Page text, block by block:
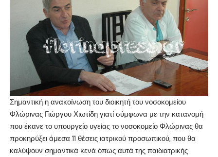
Σημαντική η ανακοίνωση του διοικητή του νοσοκομείου
Φλώρινας Γιώργου Χιωτίδη γιατί σύμφωνα με την κατανομή
που έκανε το υπουργείο υγείας το νοσοκομείο Φλώρινας θα
προκηρύξει άμεσα 11 θέσεις ιατρικού προσωπικού, που θα
καλύψουν σημαντικά κενά όπως αυτά της παιδιατρικής